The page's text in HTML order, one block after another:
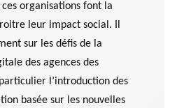
organisations font la
leur impact social. Il
sur les défis de la
des agences des
l’introduction des
basée sur les nouvelles